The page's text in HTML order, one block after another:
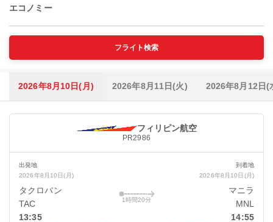
エコノミー
フライト検索
2026年8月10日(月) 2026年8月11日(火) 2026年8月12日(
フィリピン航空
PR2986
出発地
2026年8月10日(月)
タクロバン
TAC
13:35
1時間20分
到着地
2026年8月10日(月)
マニラ
MNL
14:55